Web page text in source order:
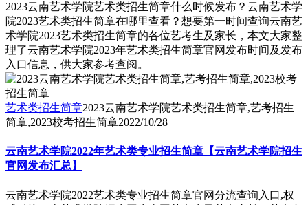
2023云南艺术学院艺术类招生简章什么时候发布？云南艺术学
院2023艺术类招生简章在哪里查看？想要第一时间查询云南艺
术学院2023艺术类招生简章的各位艺考生及家长，本文大家整
理了云南艺术学院2023年艺术类招生简章官网发布时间及发布
入口信息，供大家参考查阅。
艺术类招生简章2023云南艺术学院艺术类招生简章,艺考招生
简章,2023校考招生简章2022/10/28
云南艺术学院2022年艺术类专业招生简章【云南艺术学院招生
官网发布汇总】
云南艺术学院2022艺术类专业招生简章官网分流查询入口,权